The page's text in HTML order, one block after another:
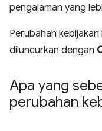
pengalaman yang
Perubahan
diluncurkan dengan
Apa yang
perubahan